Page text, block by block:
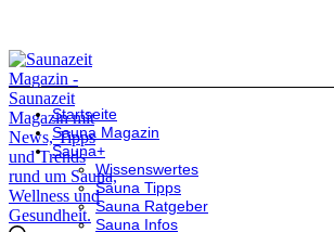
Startseite
Sauna Magazin
Sauna+
Wissenswertes
Sauna Tipps
Sauna Ratgeber
Sauna Infos